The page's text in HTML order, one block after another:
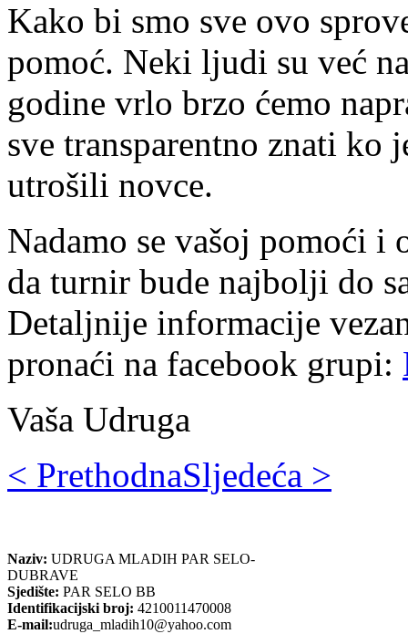
Kako bi smo sve ovo
pomoć. Neki ljudi su već
godine vrlo brzo ćemo
sve transparentno znati
utrošili novce.
Nadamo se vašoj pomoći i
da turnir bude najbolji do
Detaljnije informacije
pronaći na facebook grupi:
Vaša Udruga
< PrethodnaSljedeća >
Naziv: UDRUGA MLADIH PAR SELO-
DUBRAVE
Sjedište: PAR SELO BB
Identifikacijski broj: 4210011470008
E-mail:udruga_mladih10@yahoo.com